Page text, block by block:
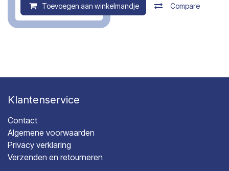
Toevoegen aan winkelmandje Compare
Klantenservice
Contact
Algemene voorwaarden
Privacy verklaring
Verzenden en retourneren